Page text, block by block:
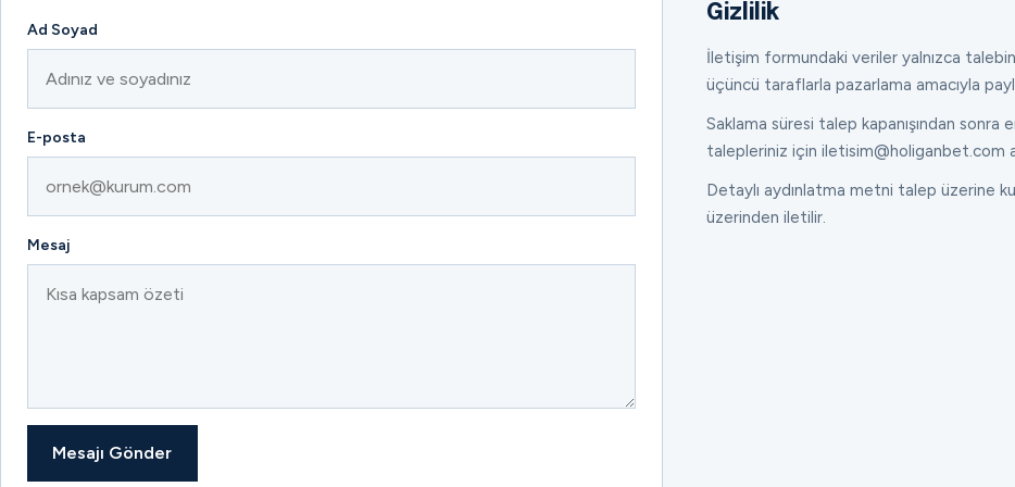
Ad Soyad
E-posta
Mesaj
Mesajı Gönder
Gizlilik
İletişim formundaki veriler yalnızca
üçüncü taraflarla pazarlama amacıyla
Saklama süresi talep kapanışından sonra
talepleriniz için iletisim@holiganbet.com
Detaylı aydınlatma metni talep üzerine
üzerinden iletilir.